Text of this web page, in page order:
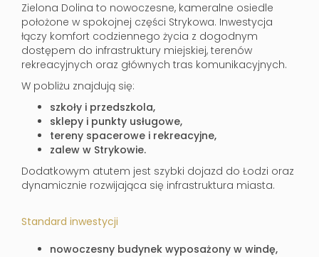
Zielona Dolina to nowoczesne, kameralne osiedle
położone w spokojnej części Strykowa. Inwestycja
łączy komfort codziennego życia z dogodnym
dostępem do infrastruktury miejskiej, terenów
rekreacyjnych oraz głównych tras komunikacyjnych.
W pobliżu znajdują się:
szkoły i przedszkola,
sklepy i punkty usługowe,
tereny spacerowe i rekreacyjne,
zalew w Strykowie.
Dodatkowym atutem jest szybki dojazd do Łodzi oraz
dynamicznie rozwijająca się infrastruktura miasta.
Standard inwestycji
nowoczesny budynek wyposażony w windę,